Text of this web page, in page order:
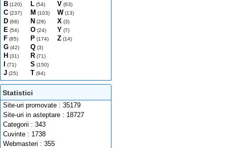
B (120)
C (237)
D (68)
E (54)
F (85)
G (42)
H (31)
(71)
J (25)
L (54)
M (103)
N (28)
O (24)
P (174)
Q (3)
R (71)
S (150)
T (94)
V (63)
W (13)
X (3)
Y (7)
Z (14)
Statistici
Site-uri promovate : 35179
Site-uri in asteptare : 18727
Categorii : 343
Cuvinte : 1738
Webmasteri : 355